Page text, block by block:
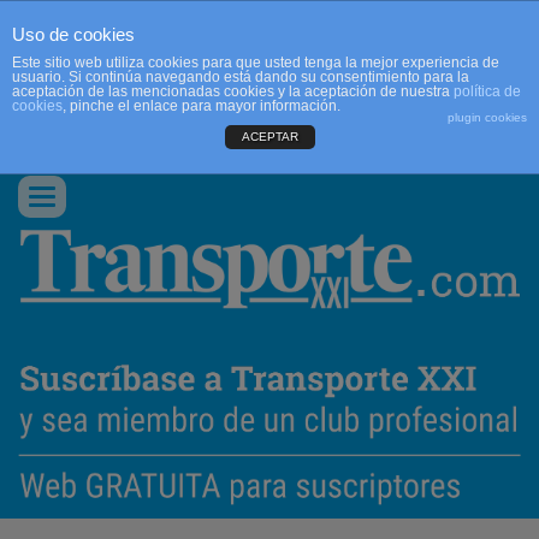
CONTACTO
Conmutar
navegación
Uso de cookies
Este sitio web utiliza cookies para que usted tenga la mejor experiencia de
usuario. Si continúa navegando está dando su consentimiento para la
aceptación de las mencionadas cookies y la aceptación de nuestra política de
cookies, pinche el enlace para mayor información.
plugin cookies
ACEPTAR